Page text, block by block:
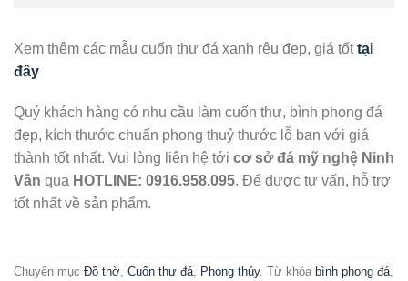
Xem thêm các mẫu cuốn thư đá xanh rêu đẹp, giá tốttại
đây
Quý khách hàng có nhu cầu làm cuốn thư, bình phong đá
đẹp, kích thước chuẩn phong thuỷ thước lỗ ban với giá
thành tốt nhất. Vui lòng liên hệ tới cơ sở đá mỹ nghệ Ninh
Vân qua HOTLINE: 0916.958.095. Để được tư vấn, hỗ trợ
tốt nhất về sản phẩm.
Chuyên mục Đồ thờ Cuốn thư đá Phong thủy. Từ khóa bình phong đá